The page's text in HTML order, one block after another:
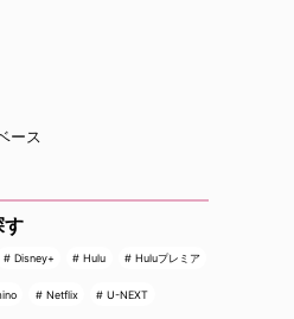
ース
す
Disney+ Hulu Huluプレミア
Netflix U-NEXT